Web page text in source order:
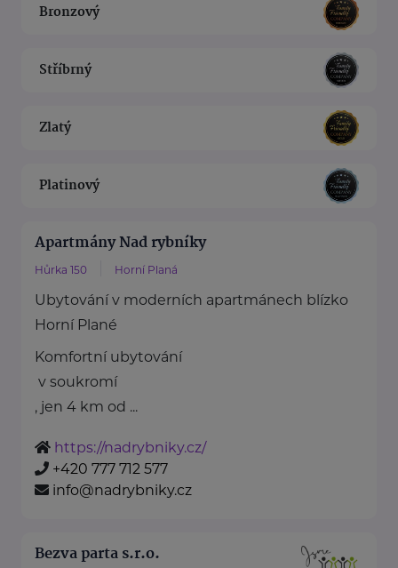
Bronzový
Stříbrný
Zlatý
Platinový
Apartmány Nad rybníky
Hůrka 150 Horní Planá
Ubytování v moderních apartmánech blízko
Horní Plané
Komfortní ubytování
v soukromí
, jen 4 km od ...
https://nadrybniky.cz/
+420 777 712 577
info@nadrybniky.cz
Bezva parta s.r.o.